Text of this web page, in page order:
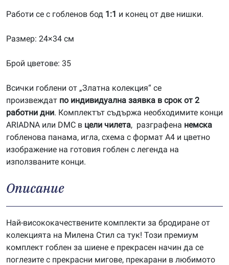
Работи се с гобленов бод 1:1 и конец от две нишки.
Размер: 24×34 см
Брой цветове: 35
Всички гоблени от „Златна колекция“ се
произвеждат по индивидуална заявка в срок от 2
работни дни. Комплектът съдържа необходимите конци
ARIADNA или DMC в цели чилета, разграфена немска
гобленова панама, игла, схема с формат А4 и цветно
изображение на готовия гоблен с легенда на
използваните конци.
Описание
Най-висококачествените комплекти за бродиране от
колекцията на Милена Стил са тук! Този премиум
комплект гоблен за шиене е прекрасен начин да се
поглезите с прекрасни мигове, прекарани в любимото